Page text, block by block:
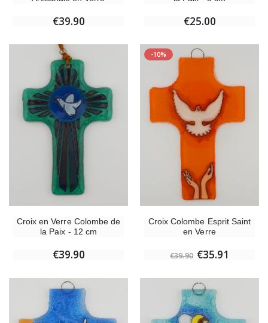
€39.90 €25.00
Croix en Verre Colombe de
la Paix - 12 cm
€39.90
-10%
Croix Colombe Esprit Saint
en Verre
€39.90 €35.91